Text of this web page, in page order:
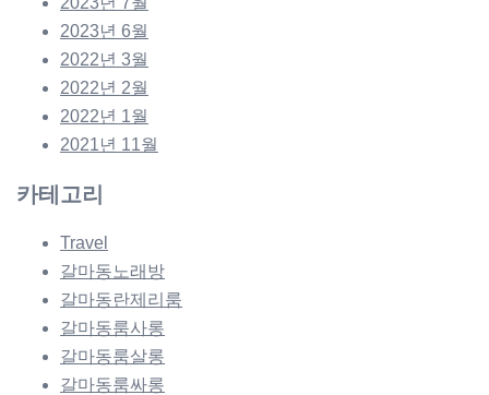
2023년 6월
2022년 3월
2022년 2월
2022년 1월
2021년 11월
카테고리
Travel
갈마동노래방
갈마동란제리룸
갈마동룸사롱
갈마동룸살롱
갈마동룸싸롱